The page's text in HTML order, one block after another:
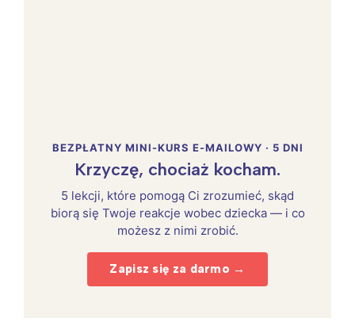
BEZPŁATNY MINI-KURS E-MAILOWY · 5 DNI
Krzyczę, chociaż kocham.
5 lekcji, które pomogą Ci zrozumieć, skąd
biorą się Twoje reakcje wobec dziecka — i co
możesz z nimi zrobić.
Zapisz się za darmo →